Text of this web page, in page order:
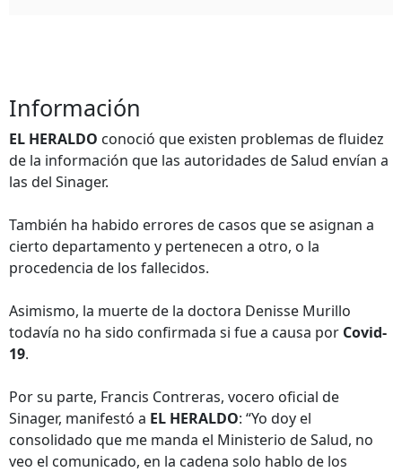
Información
EL HERALDO conoció que existen problemas de fluidez
de la información que las autoridades de Salud envían a
las del Sinager.
También ha habido errores de casos que se asignan a
cierto departamento y pertenecen a otro, o la
procedencia de los fallecidos.
Asimismo, la muerte de la doctora Denisse Murillo
todavía no ha sido confirmada si fue a causa por Covid-
19.
Por su parte, Francis Contreras, vocero oficial de
Sinager, manifestó a EL HERALDO: “Yo doy el
consolidado que me manda el Ministerio de Salud, no
veo el comunicado, en la cadena solo hablo de los